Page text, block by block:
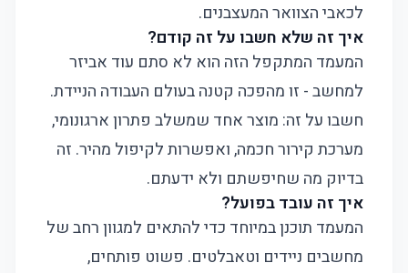
לכאבי הצוואר המעצבנים.
איך זה שלא חשבו על זה קודם?
המעמד המתקפל הזה הוא לא סתם עוד אביזר
למחשב - זו מהפכה קטנה בעולם העבודה הניידת.
חשבו על זה: מוצר אחד שמשלב פתרון ארגונומי,
מערכת קירור חכמה, ואפשרות לקיפול מהיר. זה
בדיוק מה שחיפשתם ולא ידעתם.
איך זה עובד בפועל?
המעמד תוכנן במיוחד כדי להתאים למגוון רחב של
מחשבים ניידים וטאבלטים. פשוט פותחים,